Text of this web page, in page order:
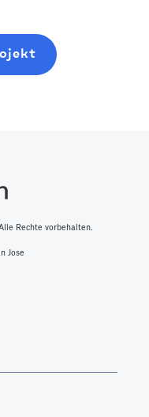
Rechte vorbehalten.
Jose